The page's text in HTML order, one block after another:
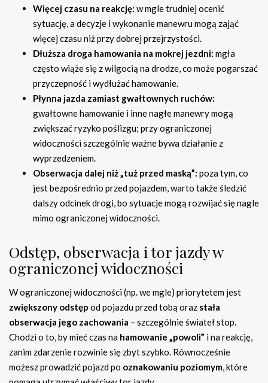
Więcej czasu na reakcję: w mgle trudniej ocenić
sytuację, a decyzje i wykonanie manewru mogą zająć
więcej czasu niż przy dobrej przejrzystości.
Dłuższa droga hamowania na mokrej jezdni: mgła
często wiąże się z wilgocią na drodze, co może pogarszać
przyczepność i wydłużać hamowanie.
Płynna jazda zamiast gwałtownych ruchów:
gwałtowne hamowanie i inne nagłe manewry mogą
zwiększać ryzyko poślizgu; przy ograniczonej
widoczności szczególnie ważne bywa działanie z
wyprzedzeniem.
Obserwacja dalej niż „tuż przed maską”: poza tym, co
jest bezpośrednio przed pojazdem, warto także śledzić
dalszy odcinek drogi, bo sytuacje mogą rozwijać się nagle
mimo ograniczonej widoczności.
Odstęp, obserwacja i tor jazdy w
ograniczonej widoczności
W ograniczonej widoczności (np. we mgle) priorytetem jest
zwiększony odstęp od pojazdu przed tobą oraz stała
obserwacja jego zachowania – szczególnie świateł stop.
Chodzi o to, by mieć czas na hamowanie „powoli” i na reakcję,
zanim zdarzenie rozwinie się zbyt szybko. Równocześnie
możesz prowadzić pojazd po oznakowaniu poziomym, które